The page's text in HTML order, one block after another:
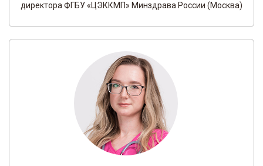
директора ФГБУ «ЦЭККМП» Минздрава России (Москва)